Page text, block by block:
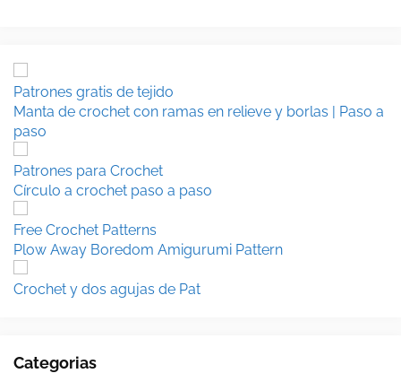
Patrones gratis de tejido
Manta de crochet con ramas en relieve y borlas | Paso a
paso
Patrones para Crochet
Círculo a crochet paso a paso
Free Crochet Patterns
Plow Away Boredom Amigurumi Pattern
Crochet y dos agujas de Pat
Categorias